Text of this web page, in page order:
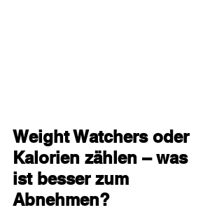
Weight Watchers oder
Kalorien zählen – was
ist besser zum
Abnehmen?